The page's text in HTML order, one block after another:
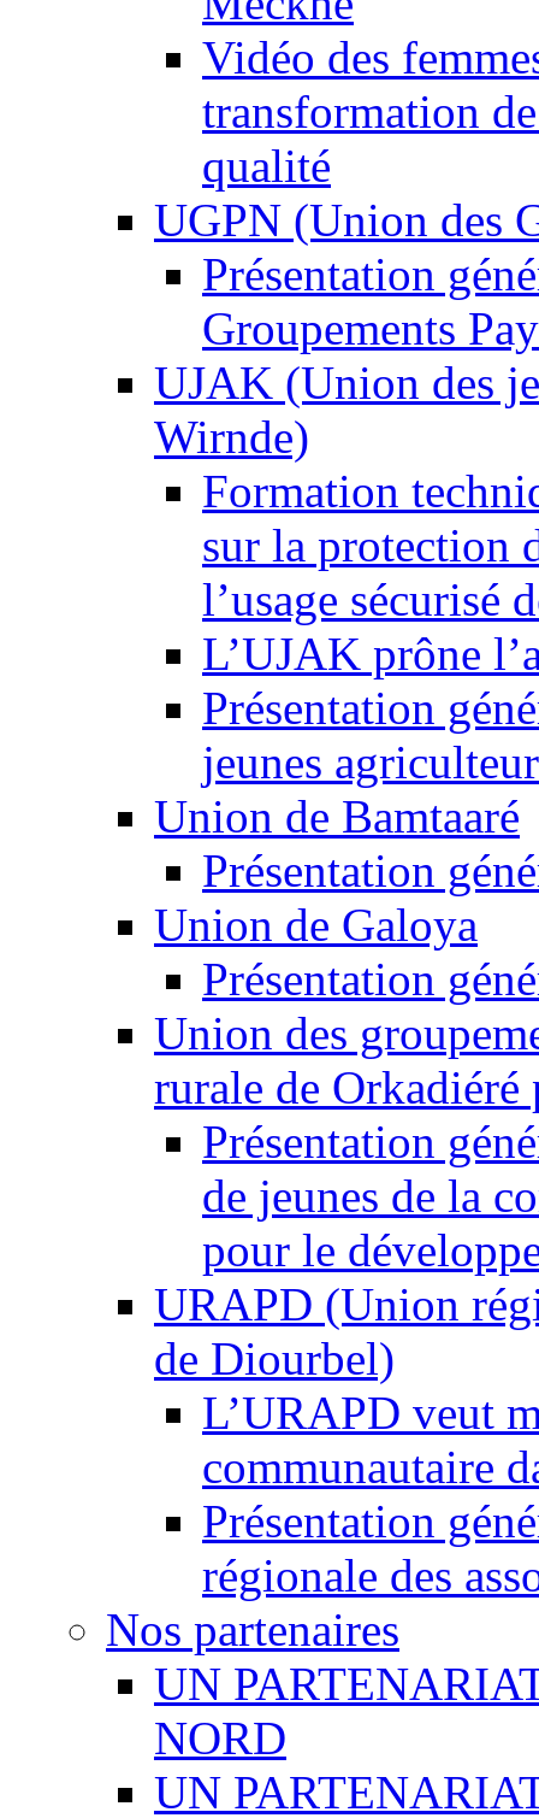
Vidéo des
transformation
qualité
UGPN (Union des
Présentation
Groupements
UJAK (Union des
Wirnde)
Formation
sur la protection
l’usage sécurisé
L’UJAK prône
Présentation
jeunes
Union de Bamtaaré
Présentation
Union de Galoya
Présentation
Union des
rurale de
Présentation
de jeunes de la
pour le
URAPD (Union
de Diourbel)
L’URAPD veut
communautaire
Présentation
régionale des
Nos partenaires
UN
NORD
UN